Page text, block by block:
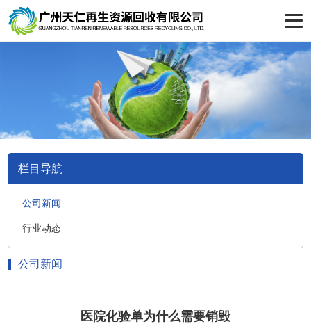
栏目导航
公司新闻
行业动态
公司新闻
医院化验单为什么需要销毁